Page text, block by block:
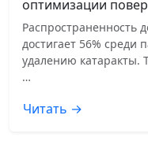
оптимизации
Распространенность
достигает 56% среди
удалению катаракты.
…
Читать →